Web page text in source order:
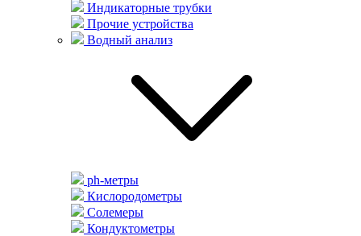
Индикаторные трубки
Прочие устройства
Водный анализ
ph-метры
Кислородометры
Солемеры
Кондуктометры